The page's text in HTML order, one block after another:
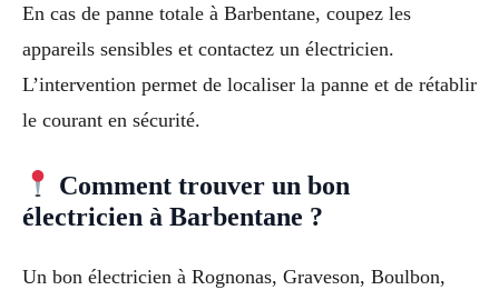
En cas de panne totale à Barbentane, coupez les
appareils sensibles et contactez un électricien.
L’intervention permet de localiser la panne et de rétablir
le courant en sécurité.
Comment trouver un bon
électricien à Barbentane ?
Un bon électricien à Rognonas, Graveson, Boulbon,